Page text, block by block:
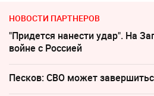
НОВОСТИ ПАРТНЕРОВ
"Придется нанести удар". На
войне с Россией
Песков: СВО может